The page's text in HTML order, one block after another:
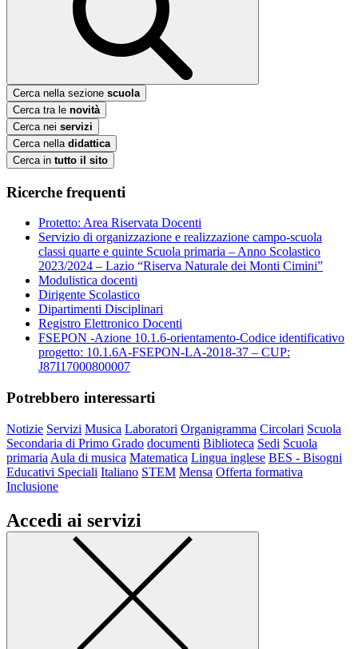
Cerca nella sezione scuola
Cerca tra le novità
Cerca nei servizi
Cerca nella didattica
Cerca in tutto il sito
Ricerche frequenti
Protetto: Area Riservata Docenti
Servizio di organizzazione e realizzazione campo-scuola
classi quarte e quinte Scuola primaria – Anno Scolastico
2023/2024 – Lazio “Riserva Naturale dei Monti Cimini”
Modulistica docenti
Dirigente Scolastico
Dipartimenti Disciplinari
Registro Elettronico Docenti
FSEPON -Azione 10.1.6-orientamento-Codice identificativo
progetto: 10.1.6A-FSEPON-LA-2018-37 – CUP:
J87I17000800007
Potrebbero interessarti
Notizie Servizi Musica Laboratori Organigramma Circolari Scuola
Secondaria di Primo Grado documenti Biblioteca Sedi Scuola
primaria Aula di musica Matematica Lingua inglese BES - Bisogni
Educativi Speciali Italiano STEM Mensa Offerta formativa
Inclusione
Accedi ai servizi